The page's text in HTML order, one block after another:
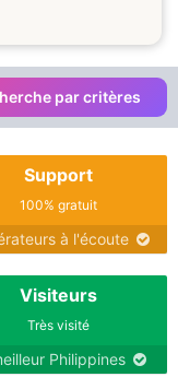
par critères
Support
100% gratuit
à l'écoute
Visiteurs
Très visité
Philippines